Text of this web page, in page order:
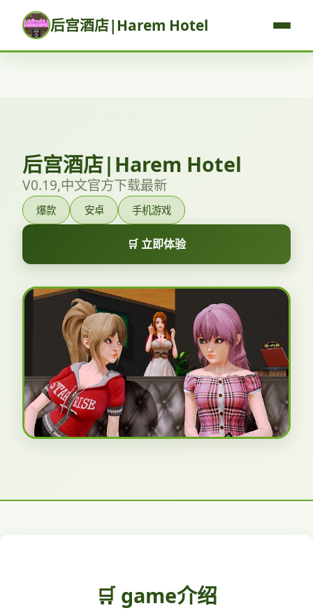
后宫酒店|Harem Hotel
后宫酒店|Harem Hotel
V0.19,中文官方下载最新
爆款 安卓 手机游戏
🛒 立即体验
🛒 game介绍